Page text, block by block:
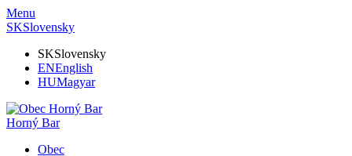
Menu
SKSlovensky
SKSlovensky
ENEnglish
HUMagyar
Horný Bar
Obec